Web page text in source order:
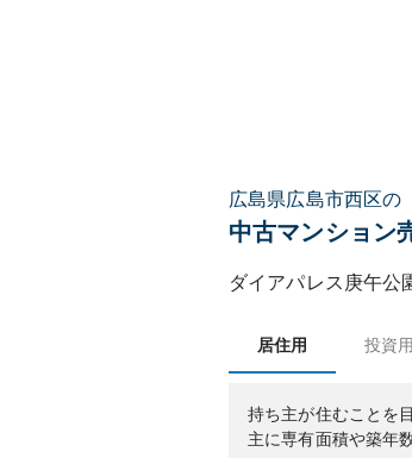
広島県広島市西区の
中古マンション
ダイアパレス庚午公
居住用 投資用
持ち主が住むことを
主に専有面積や築年